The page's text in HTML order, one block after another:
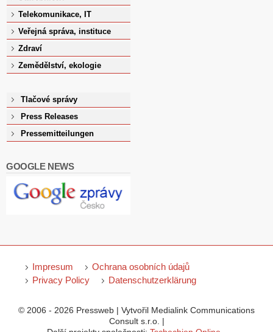
Telekomunikace, IT
Veřejná správa, instituce
Zdraví
Zemědělství, ekologie
Tlačové správy
Press Releases
Pressemitteilungen
GOOGLE NEWS
Impresum
Ochrana osobních údajů
Privacy Policy
Datenschutzerklärung
© 2006 - 2026 Pressweb | Vytvořil Medialink Communications
Consult s.r.o. |